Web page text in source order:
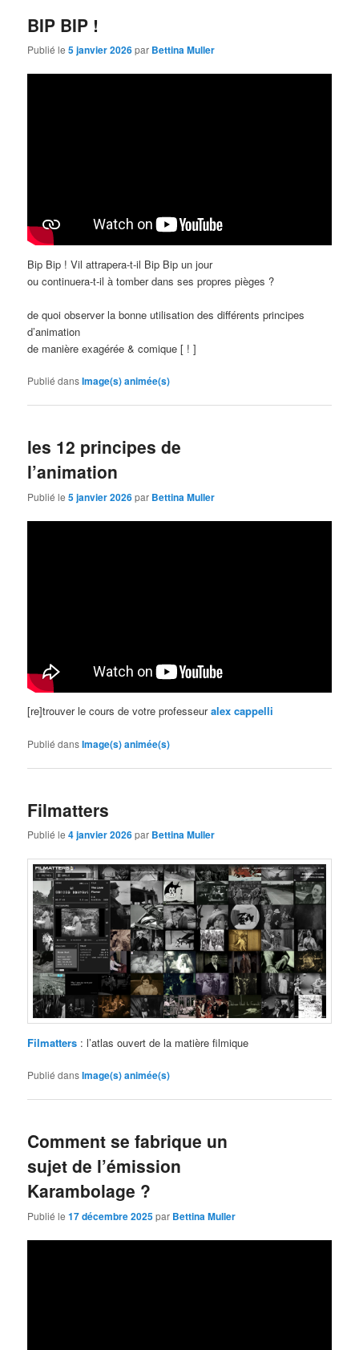
BIP BIP !
Publié le5 janvier 2026par Bettina Muller
Bip Bip ! Vil attrapera-t-il Bip Bip un jour
ou continuera-t-il à tomber dans ses propres pièges ?
de quoi observer la bonne utilisation des différents principes
d’animation
de manière exagérée & comique [ ! ]
Publié dansImage(s) animée(s)
les 12 principes de
l’animation
Publié le5 janvier 2026par Bettina Muller
[re]trouver le cours de votre professeuralex cappelli
Publié dansImage(s) animée(s)
Filmatters
Publié le4 janvier 2026par Bettina Muller
Filmatters : l’atlas ouvert de la matière filmique
Publié dansImage(s) animée(s)
Comment se fabrique un
sujet de l’émission
Karambolage ?
Publié le17 décembre 2025par Bettina Muller